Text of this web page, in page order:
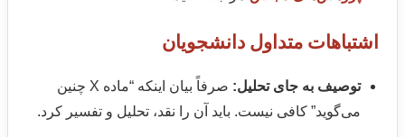
اشتباهات متداول دانشجویان
توصیف به جای تحلیل:
صرفاً بیان اینکه “ماده X چنین
می‌گوید” کافی نیست. باید آن را نقد، تحلیل و تفسیر کرد.